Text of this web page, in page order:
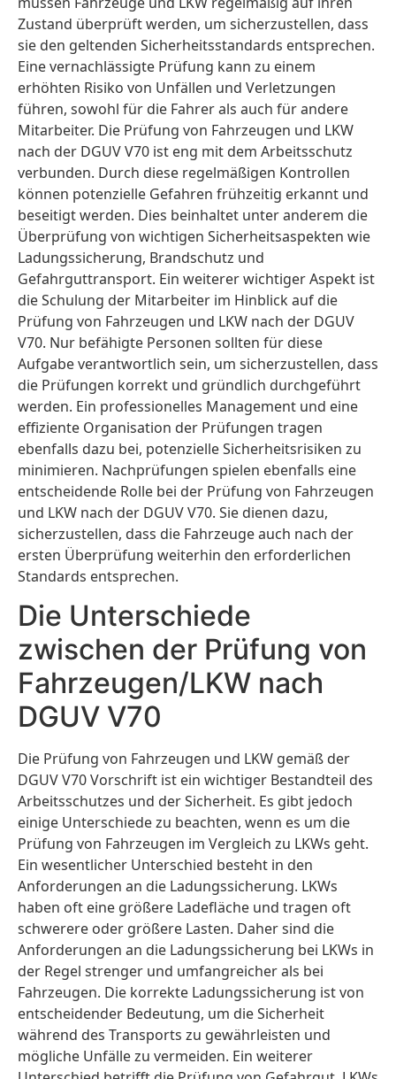
Zustand überprüft werden, um sicherzustellen, dass
sie den geltenden Sicherheitsstandards entsprechen.
Eine vernachlässigte Prüfung kann zu einem
erhöhten Risiko von Unfällen und Verletzungen
führen, sowohl für die Fahrer als auch für andere
Mitarbeiter. Die Prüfung von Fahrzeugen und LKW
nach der DGUV V70 ist eng mit dem Arbeitsschutz
verbunden. Durch diese regelmäßigen Kontrollen
können potenzielle Gefahren frühzeitig erkannt und
beseitigt werden. Dies beinhaltet unter anderem die
Überprüfung von wichtigen Sicherheitsaspekten wie
Ladungssicherung, Brandschutz und
Gefahrguttransport. Ein weiterer wichtiger Aspekt ist
die Schulung der Mitarbeiter im Hinblick auf die
Prüfung von Fahrzeugen und LKW nach der DGUV
V70. Nur befähigte Personen sollten für diese
Aufgabe verantwortlich sein, um sicherzustellen, dass
die Prüfungen korrekt und gründlich durchgeführt
werden. Ein professionelles Management und eine
effiziente Organisation der Prüfungen tragen
ebenfalls dazu bei, potenzielle Sicherheitsrisiken zu
minimieren. Nachprüfungen spielen ebenfalls eine
entscheidende Rolle bei der Prüfung von Fahrzeugen
und LKW nach der DGUV V70. Sie dienen dazu,
sicherzustellen, dass die Fahrzeuge auch nach der
ersten Überprüfung weiterhin den erforderlichen
Standards entsprechen.
Die Unterschiede
zwischen der Prüfung von
Fahrzeugen/LKW nach
DGUV V70
Die Prüfung von Fahrzeugen und LKW gemäß der
DGUV V70 Vorschrift ist ein wichtiger Bestandteil des
Arbeitsschutzes und der Sicherheit. Es gibt jedoch
einige Unterschiede zu beachten, wenn es um die
Prüfung von Fahrzeugen im Vergleich zu LKWs geht.
Ein wesentlicher Unterschied besteht in den
Anforderungen an die Ladungssicherung. LKWs
haben oft eine größere Ladefläche und tragen oft
schwerere oder größere Lasten. Daher sind die
Anforderungen an die Ladungssicherung bei LKWs in
der Regel strenger und umfangreicher als bei
Fahrzeugen. Die korrekte Ladungssicherung ist von
entscheidender Bedeutung, um die Sicherheit
während des Transports zu gewährleisten und
mögliche Unfälle zu vermeiden. Ein weiterer